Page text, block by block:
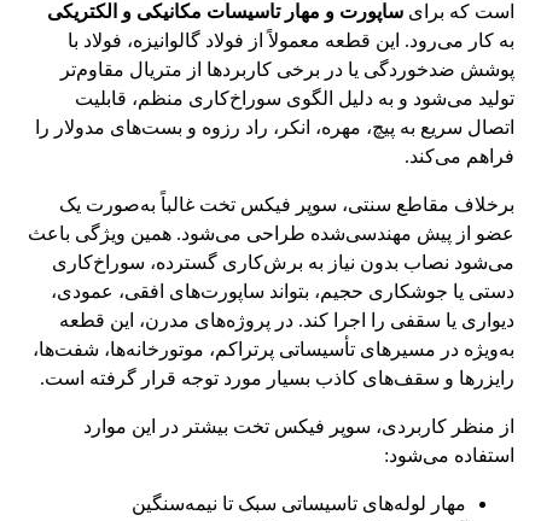
است که برایساپورت و مهار تاسیسات مکانیکی و الکتریکی
به کار می‌رود. این قطعه معمولاً از فولاد گالوانیزه، فولاد با
پوشش ضدخوردگی یا در برخی کاربردها از متریال مقاوم‌تر
تولید می‌شود و به دلیل الگوی سوراخ‌کاری منظم، قابلیت
اتصال سریع به پیچ، مهره، انکر، راد رزوه و بست‌های مدولار را
فراهم می‌کند.
برخلاف مقاطع سنتی، سوپر فیکس تخت غالباً به‌صورت یک
عضو از پیش مهندسی‌شده طراحی می‌شود. همین ویژگی باعث
می‌شود نصاب بدون نیاز به برش‌کاری گسترده، سوراخ‌کاری
دستی یا جوشکاری حجیم، بتواند ساپورت‌های افقی، عمودی،
دیواری یا سقفی را اجرا کند. در پروژه‌های مدرن، این قطعه
به‌ویژه در مسیرهای تأسیساتی پرتراکم، موتورخانه‌ها، شفت‌ها،
رایزرها و سقف‌های کاذب بسیار مورد توجه قرار گرفته است.
از منظر کاربردی، سوپر فیکس تخت بیشتر در این موارد
استفاده می‌شود:
مهار لوله‌های تاسیساتی سبک تا نیمه‌سنگین